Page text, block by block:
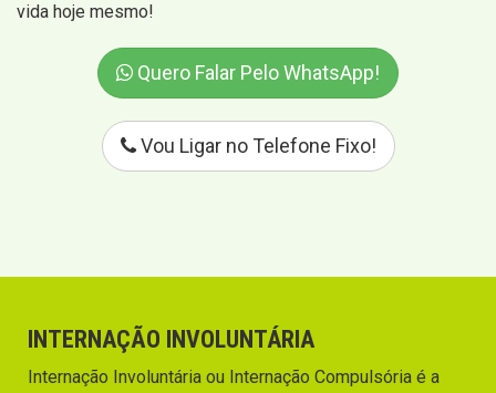
vida hoje mesmo!
Quero Falar Pelo WhatsApp!
Vou Ligar no Telefone Fixo!
INTERNAÇÃO INVOLUNTÁRIA
Internação Involuntária ou Internação Compulsória é a